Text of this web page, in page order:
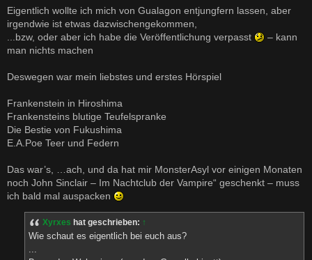
Eigentlich wollte ich mich von Gualagon entjungfern lassen, aber
irgendwie ist etwas dazwischengekommen,
...bzw, oder aber ich habe die Veröffentlichung verpasst
– kann
man nichts machen
Deswegen war mein liebstes und erstes Hörspiel
Frankenstein in Hiroshima
Frankensteins blutige Teufelspranke
Die Bestie von Fukushima
E.A.Poe Teer und Federn
Das war’s, …ach, und da hat mir MonsterAsyl vor einigen Monaten
noch John Sinclair – Im Nachtclub der Vampire“ geschenkt – muss
ich bald mal auspacken
Xyrxes hat geschrieben: ↑
Wie schaut es eigentlich bei euch aus?
...